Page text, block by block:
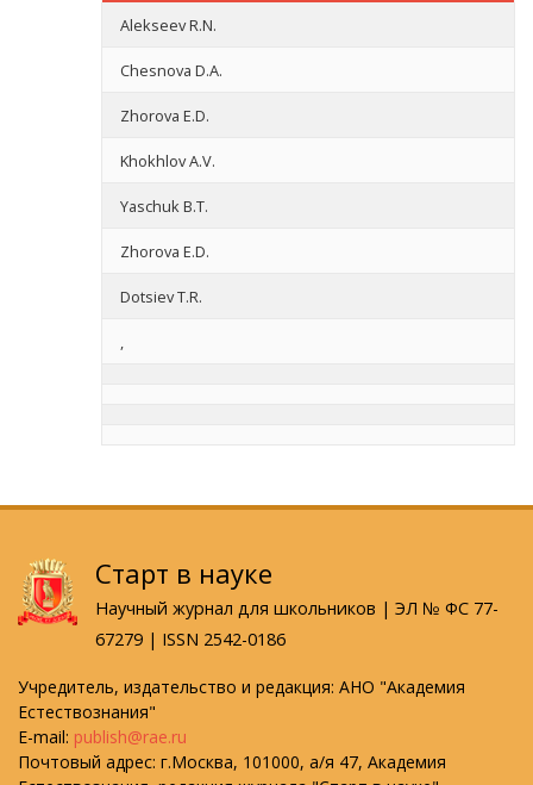
Alekseev R.N.
Chesnova D.A.
Zhorova E.D.
Khokhlov A.V.
Yaschuk B.T.
Zhorova E.D.
Dotsiev T.R.
,
Старт в науке
Научный журнал для школьников | ЭЛ № ФС 77-
67279 | ISSN 2542-0186
Учредитель, издательство и редакция: АНО "Академия
Естествознания"
E-mail: publish@rae.ru
Почтовый адрес: г.Москва, 101000, а/я 47, Академия